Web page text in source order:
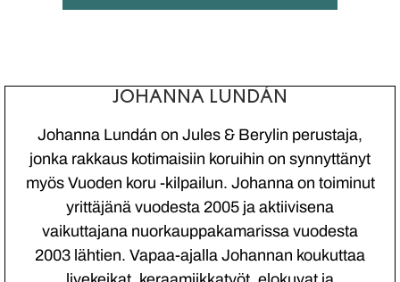
JOHANNA LUNDÁN
Johanna Lundán on Jules & Berylin perustaja,
jonka rakkaus kotimaisiin koruihin on synnyttänyt
myös Vuoden koru -kilpailun. Johanna on toiminut
yrittäjänä vuodesta 2005 ja aktiivisena
vaikuttajana nuorkauppakamarissa vuodesta
2003 lähtien. Vapaa-ajalla Johannan koukuttaa